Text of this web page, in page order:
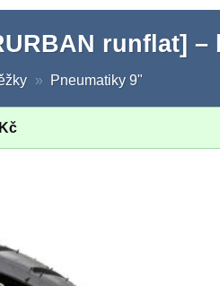
runflat] –
» Pneumatiky 9"
Kč